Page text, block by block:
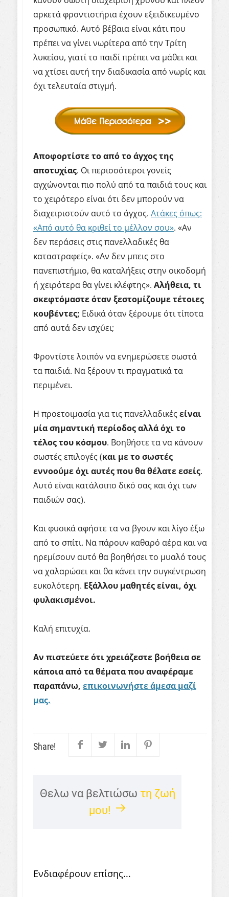
αρκετά φροντιστήρια έχουν εξειδικευμένο
προσωπικό. Αυτό βέβαια είναι κάτι που
πρέπει να γίνει νωρίτερα από την Τρίτη
λυκείου, γιατί το παιδί πρέπει να μάθει και
να χτίσει αυτή την διαδικασία από νωρίς και
όχι τελευταία στιγμή.
Αποφορτίστε το από το άγχος της
αποτυχίας. Οι περισσότεροι γονείς
αγχώνονται πιο πολύ από τα παιδιά τους και
το χειρότερο είναι ότι δεν μπορούν να
διαχειριστούν αυτό το άγχος. Ατάκες όπως:
«Από αυτό θα κριθεί το μέλλον σου». «Αν
δεν περάσεις στις πανελλαδικές θα
καταστραφείς». «Αν δεν μπεις στο
πανεπιστήμιο, θα καταλήξεις στην οικοδομή
ή χειρότερα θα γίνει κλέφτης». Αλήθεια, τι
σκεφτόμαστε όταν ξεστομίζουμε τέτοιες
κουβέντες; Ειδικά όταν ξέρουμε ότι τίποτα
από αυτά δεν ισχύει;
Φροντίστε λοιπόν να ενημερώσετε σωστά
τα παιδιά. Να ξέρουν τι πραγματικά τα
περιμένει.
Η προετοιμασία για τις πανελλαδικέςείναι
μία σημαντική περίοδος αλλά όχι το
τέλος του κόσμου. Βοηθήστε τα να κάνουν
σωστές επιλογές (και με το σωστές
εννοούμε όχι αυτές που θα θέλατε εσείς.
Αυτό είναι κατάλοιπο δικό σας και όχι των
παιδιών σας).
Και φυσικά αφήστε τα να βγουν και λίγο έξω
από το σπίτι. Να πάρουν καθαρό αέρα και να
ηρεμίσουν αυτό θα βοηθήσει το μυαλό τους
να χαλαρώσει και θα κάνει την συγκέντρωση
ευκολότερη. Εξάλλου μαθητές είναι, όχι
φυλακισμένοι.
Καλή επιτυχία.
Αν πιστεύετε ότι χρειάζεστε βοήθεια σε
κάποια από τα θέματα που αναφέραμε
παραπάνω, επικοινωνήστε άμεσα μαζί
μας.
Share!
Θελω να βελτιώσω τη ζωή
μου!
Ενδιαφέρουν επίσης...